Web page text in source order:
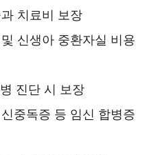
치료비 보장
신생아 중환자실 비용
진단 시 보장
중독증 등 임신 합병증